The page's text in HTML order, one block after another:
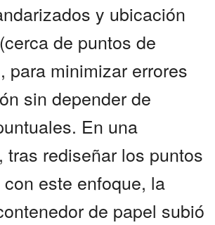
y ubicación
de puntos de
para minimizar errores
sin depender de
En una
tras rediseñar los puntos
este enfoque, la
de papel subió